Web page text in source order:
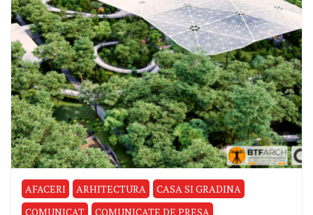
AFACERI ARHITECTURA
CASA SI GRADINA
COMUNICAT
COMUNICATE DE PRESA